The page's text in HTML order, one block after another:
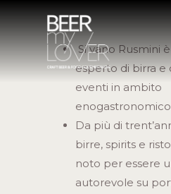
HOME
CHI SIAMO
PROGRAMMA
VISITA
ESPONI
Silvano Rusmini
esperto di birra e
eventi in ambito
Da più di
birre, spirits e
noto per essere
autorevole su